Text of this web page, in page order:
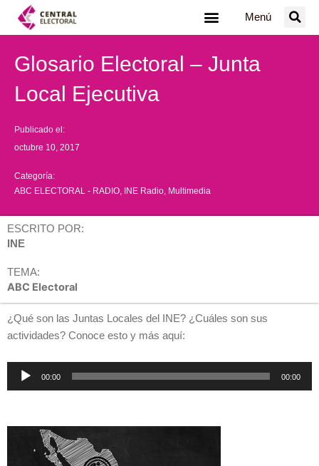
Menú
Glosario Electoral – Junta
Local Ejecutiva
Publicado el:
octubre 10, 2017
Categoría:
ABC ELECTORAL - RADIO INE Radio Multimedia
ESCRITO POR:
INE
TEMA:
ABC Electoral
¿Qué son las Juntas Locales del INE? ¿Cuáles son sus
actividades? Conoce esto y más aquí:
Reproductor
00:00 00:00